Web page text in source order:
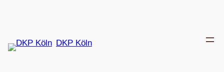
springen
DKP Köln